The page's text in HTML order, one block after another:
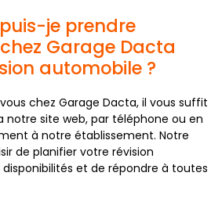
je prendre
Garage Dacta
automobile ?
chez Garage Dacta, il vous suffit
site web, par téléphone ou en
à notre établissement. Notre
de planifier votre révision
et de répondre à toutes